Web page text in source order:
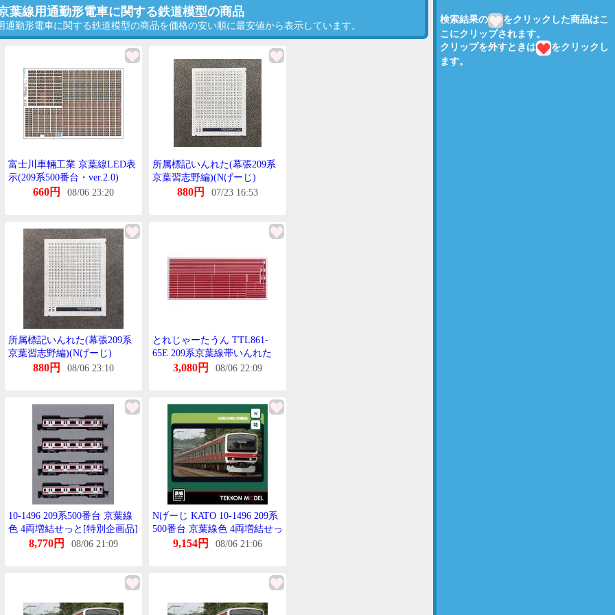
検索結果の
をクリックした商品はこ
こにクリップされます。
クリップを外すときは
をクリックし
ます。
葉線用通勤形電車に関する鉄道模型の商品
通勤形電車に関する鉄道模型の商品を価格の安い順に最安値から表示しています。
富士川車輛工業 京葉線LED表
示(209系500番台・ver.2.0)
660円 08/06 23:20
所属標記いんれた(幕張209系
京葉習志野編)(Nげーじ)
880円 07/23 16:53
所属標記いんれた(幕張209系
京葉習志野編)(Nげーじ)
880円 08/06 23:10
とれじゃーたうん TTL861-
65E 209系京葉線帯いんれた
3,080円 08/06 22:09
10-1496 209系500番台 京葉線
色 4両増結せっと[特別企画品]
[KATO]《在庫切れ》
8,770円 08/06 21:09
Nげーじ KATO 10-1496 209系
500番台 京葉線色 4両増結せっ
と【特別企画品】
9,154円 08/06 21:06